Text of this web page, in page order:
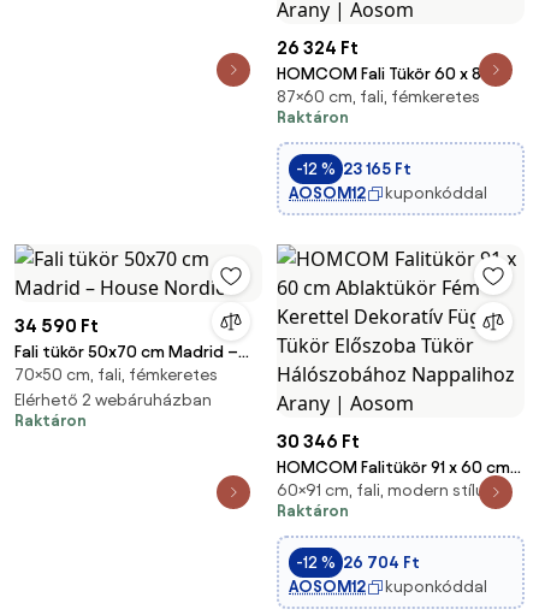
26 324 Ft
HOMCOM Fali Tükör 60 x 87cm
Fém Kerettel Dekoratív Fali
Tükör Fürdőszobai Tükör
Hálószobába Fürdőszobába
Nappaliba Arany | Aosom
87×60 cm, fali, fémkeretes
Raktáron
-12 % 23 165 Ft
AOSOM12
kuponkóddal
34 590 Ft
Fali tükör 50x70 cm Madrid –
House Nordic
70×50 cm, fali, fémkeretes
Elérhető 2 webáruházban
Raktáron
30 346 Ft
HOMCOM Falitükör 91 x 60 cm
Ablaktükör Fém Kerettel
Dekoratív Függő Tükör
Előszoba Tükör Hálószobához
Nappalihoz Arany | Aosom
60×91 cm, fali, modern stílusú
Raktáron
-12 % 26 704 Ft
AOSOM12
kuponkóddal